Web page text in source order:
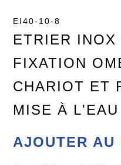
EI40-10-8
ETRIER INOX
FIXATION
CHARIOT ET
MISE À L'EAU
AJOUTER AU